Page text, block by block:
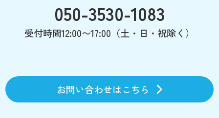
050-3530-1083
受付時間12:00〜17:00（土・日・祝除く）
お問い合わせはこちら